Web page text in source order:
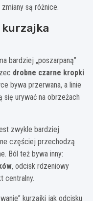
są różnice.
kurzajka
bardziej „poszarpaną”
drobne czarne kropki
bywa przerwana, a linie
się urywać na obrzeżach
zwykle bardziej
częściej przechodzą
Ból też bywa inny:
, odcisk rdzeniowy
centralny.
kurzajki jak odcisku